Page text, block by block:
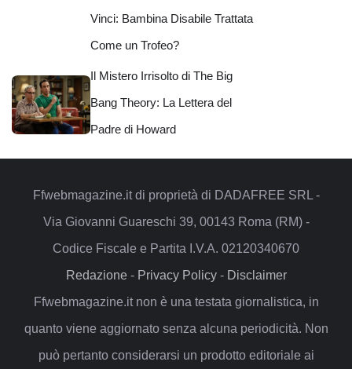
Vinci: Bambina Disabile Trattata
Come un Trofeo?
Il Mistero Irrisolto di The Big
Bang Theory: La Lettera del
Padre di Howard
Ffwebmagazine.it di proprietà di DADAFREE SRL -
Via Giovanni Guareschi 39, 00143 Roma (RM) -
Codice Fiscale e Partita I.V.A. 02120340670
Redazione- Privacy Policy- Disclaimer
Ffwebmagazine.it non è una testata giornalistica, in
quanto viene aggiornato senza alcuna periodicità. Non
può pertanto considerarsi un prodotto editoriale ai